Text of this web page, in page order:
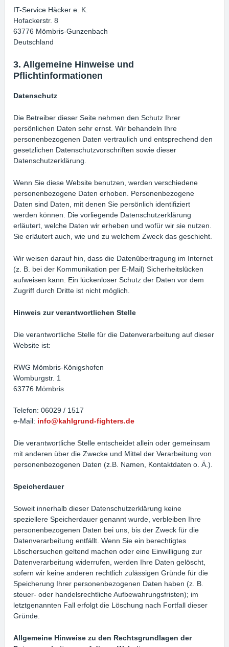
IT-Service Häcker e. K.
Hofackerstr. 8
63776 Mömbris-Gunzenbach
Deutschland
3. Allgemeine Hinweise und
Pflichtinformationen
Datenschutz
Die Betreiber dieser Seite nehmen den Schutz Ihrer
persönlichen Daten sehr ernst. Wir behandeln Ihre
personenbezogenen Daten vertraulich und entsprechend den
gesetzlichen Datenschutzvorschriften sowie dieser
Datenschutzerklärung.
Wenn Sie diese Website benutzen, werden verschiedene
personenbezogene Daten erhoben. Personenbezogene
Daten sind Daten, mit denen Sie persönlich identifiziert
werden können. Die vorliegende Datenschutzerklärung
erläutert, welche Daten wir erheben und wofür wir sie nutzen.
Sie erläutert auch, wie und zu welchem Zweck das geschieht.
Wir weisen darauf hin, dass die Datenübertragung im Internet
(z. B. bei der Kommunikation per E-Mail) Sicherheitslücken
aufweisen kann. Ein lückenloser Schutz der Daten vor dem
Zugriff durch Dritte ist nicht möglich.
Hinweis zur verantwortlichen Stelle
Die verantwortliche Stelle für die Datenverarbeitung auf dieser
Website ist:
RWG Mömbris-Königshofen
Womburgstr. 1
63776 Mömbris
Telefon: 06029 / 1517
e-Mail: info@kahlgrund-fighters.de
Die verantwortliche Stelle entscheidet allein oder gemeinsam
mit anderen über die Zwecke und Mittel der Verarbeitung von
personenbezogenen Daten (z.B. Namen, Kontaktdaten o. Ä.).
Speicherdauer
Soweit innerhalb dieser Datenschutzerklärung keine
speziellere Speicherdauer genannt wurde, verbleiben Ihre
personenbezogenen Daten bei uns, bis der Zweck für die
Datenverarbeitung entfällt. Wenn Sie ein berechtigtes
Löschersuchen geltend machen oder eine Einwilligung zur
Datenverarbeitung widerrufen, werden Ihre Daten gelöscht,
sofern wir keine anderen rechtlich zulässigen Gründe für die
Speicherung Ihrer personenbezogenen Daten haben (z. B.
steuer- oder handelsrechtliche Aufbewahrungsfristen); im
letztgenannten Fall erfolgt die Löschung nach Fortfall dieser
Gründe.
Allgemeine Hinweise zu den Rechtsgrundlagen der